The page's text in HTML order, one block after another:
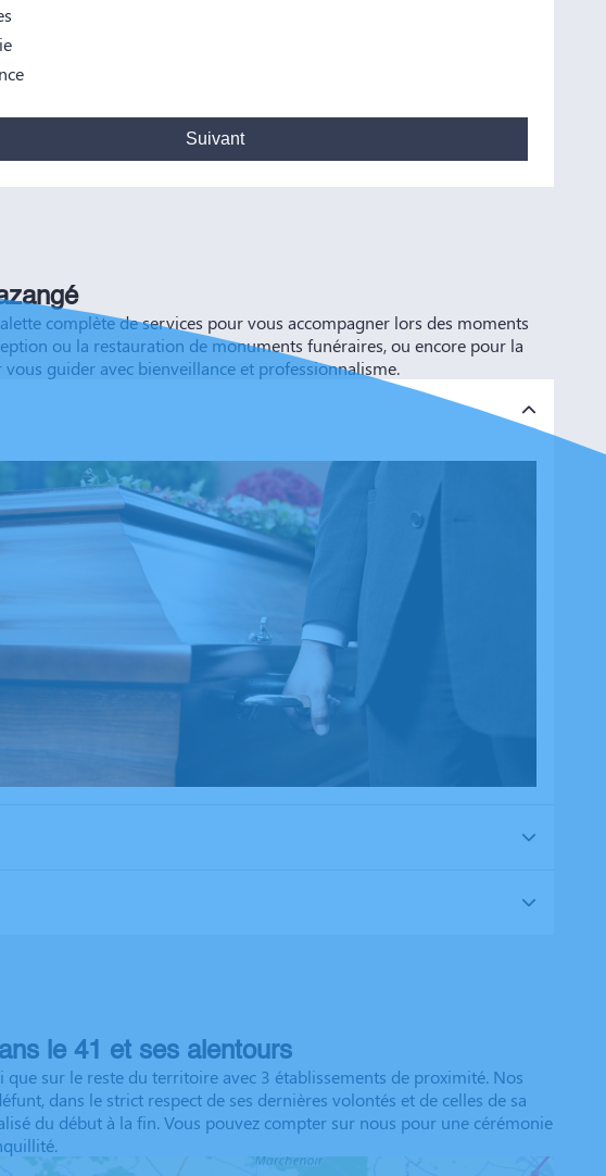
, très bon conseil Je vous remercie pour tout
Suivant
complète de services pour vous accompagner lors des moments
ou la restauration de monuments funéraires, ou encore pour la
guider avec bienveillance et professionnalisme.
le 41 et ses alentours
sur le reste du territoire avec 3 établissements de proximité. Nos
dans le strict respect de ses dernières volontés et de celles de sa
du début à la fin. Vous pouvez compter sur nous pour une cérémonie